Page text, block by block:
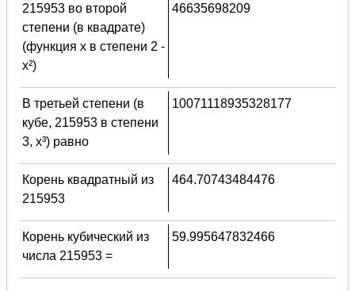
215953 во второй
степени (в квадрате)
(функция x в степени 2 -
x²)
46635698209
В третьей степени (в
кубе, 215953 в степени
3, x³) равно
10071118935328177
Корень квадратный из
215953
464.70743484476
Корень кубический из
числа 215953 =
59.995647832466